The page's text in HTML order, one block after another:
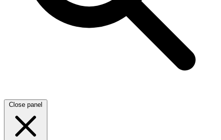
Close panel